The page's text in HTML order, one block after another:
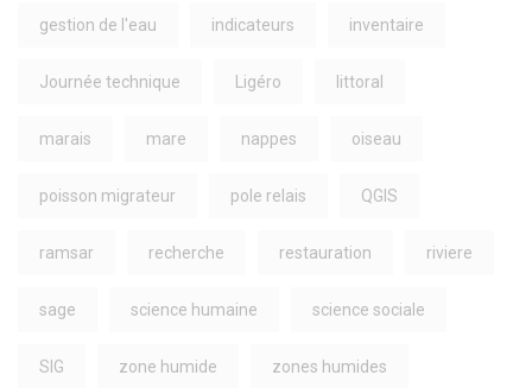
gestion de l'eau indicateurs inventaire
Journée technique Ligéro littoral
marais mare nappes oiseau
poisson migrateur pole relais QGIS
ramsar recherche restauration riviere
sage science humaine science sociale
SIG zone humide zones humides